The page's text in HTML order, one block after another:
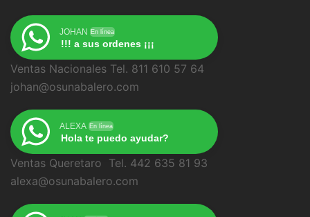
JOHAN En línea
!!! a sus ordenes ¡¡¡
Ventas Nacionales Tel. 811 610 57 64
johan@osunabalero.com
ALEXA En línea
Hola te puedo ayudar?
Ventas Queretaro Tel. 442 635 81 93
alexa@osunabalero.com